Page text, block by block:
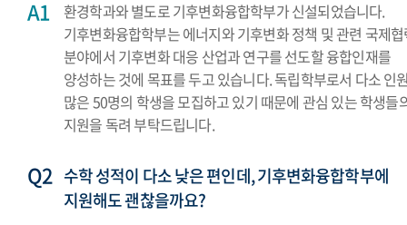
환경학과와 별도로 기후변화융합학부가 신설되었습니다.
기후변화융합학부는 에너지와 기후변화 정책 및 관련 국제
분야에서 기후변화 대응 산업과 연구를 선도할 융합인재를
양성하는 것에 목표를 두고 있습니다. 독립학부로서 다소 인
많은 50명의 학생을 모집하고 있기 때문에 관심 있는 학생들
지원을 독려 부탁드립니다.
수학 성적이 다소 낮은 편인데, 기후변화융합학부에
지원해도 괜찮을까요?